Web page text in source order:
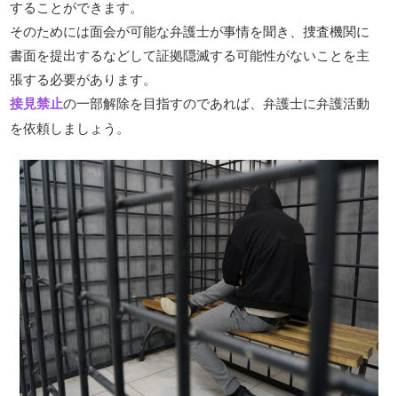
することができます。
そのためには面会が可能な弁護士が事情を聞き、捜査機関に
書面を提出するなどして証拠隠滅する可能性がないことを主
張する必要があります。
接見禁止の一部解除を目指すのであれば、弁護士に弁護活動
を依頼しましょう。